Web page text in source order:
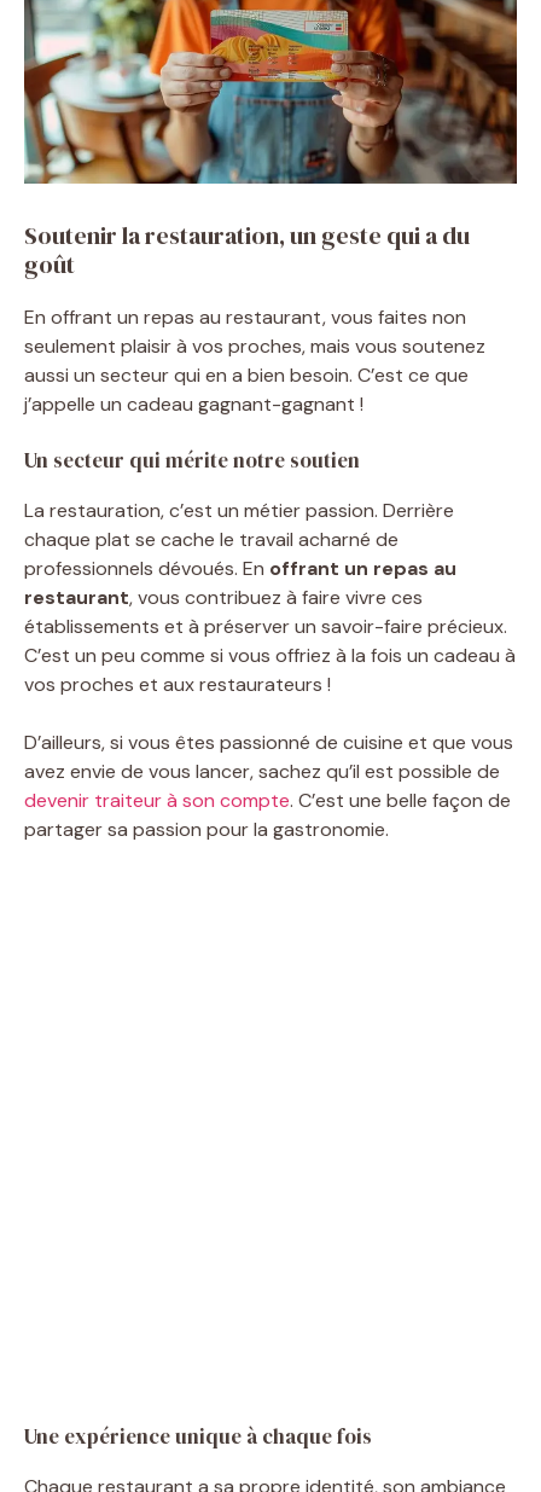
Soutenir la restauration, un geste qui a du
goût
En offrant un repas au restaurant, vous faites non
seulement plaisir à vos proches, mais vous soutenez
aussi un secteur qui en a bien besoin. C’est ce que
j’appelle un cadeau gagnant-gagnant !
Un secteur qui mérite notre soutien
La restauration, c’est un métier passion. Derrière
chaque plat se cache le travail acharné de
professionnels dévoués. En offrant un repas au
restaurant, vous contribuez à faire vivre ces
établissements et à préserver un savoir-faire précieux.
C’est un peu comme si vous offriez à la fois un cadeau à
vos proches et aux restaurateurs !
D’ailleurs, si vous êtes passionné de cuisine et que vous
avez envie de vous lancer, sachez qu’il est possible de
devenir traiteur à son compte. C’est une belle façon de
partager sa passion pour la gastronomie.
Une expérience unique à chaque fois